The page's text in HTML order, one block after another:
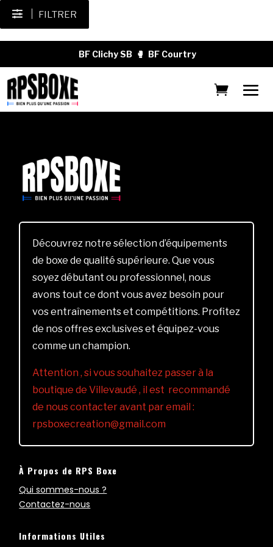
FILTRER
BF Clichy SB 🥊 BF Courtry
Découvrez notre sélection d’équipements
de boxe de qualité supérieure. Que vous
soyez débutant ou professionnel, nous
avons tout ce dont vous avez besoin pour
vos entraînements et compétitions. Profitez
de nos offres exclusives et équipez-vous
comme un champion.
Attention , si vous souhaitez passer à la
boutique de Villevaudé , il est recommandé
de nous contacter avant par email :
rpsboxecreation@gmail.com
À Propos de RPS Boxe
Qui sommes-nous ?
Contactez-nous
Informations Utiles